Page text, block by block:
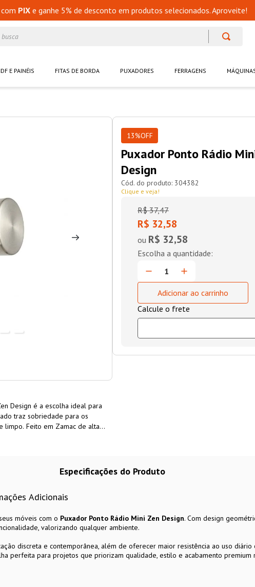
PIXe ganhe 5% de desconto em produtos selecionados. Aproveite!
E PAINÉIS FITAS DE BORDA PUXADORES FERRAGENS
Design é a escolha ideal para
traz sobriedade para os
limpo. Feito em Zamac de alta
estilo sem
13%OFF
Puxador Ponto Rádio
Design
304382
Clique e veja!
R$ 37,47
R$ 32,58
ou R$ 32,58
Adicionar ao carrinho
Especificações do Produto
Adicionais
móveis com o Puxador Ponto Rádio Mini Zen Design. Com design
valorizando qualquer ambiente.
discreta e contemporânea, além de oferecer maior resistência ao uso
perfeita para projetos que priorizam qualidade, estilo e acabamento premium